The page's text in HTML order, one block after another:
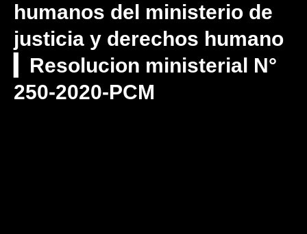
humanos del ministerio de
justicia y derechos humano
▎Resolucion ministerial N°
250-2020-PCM